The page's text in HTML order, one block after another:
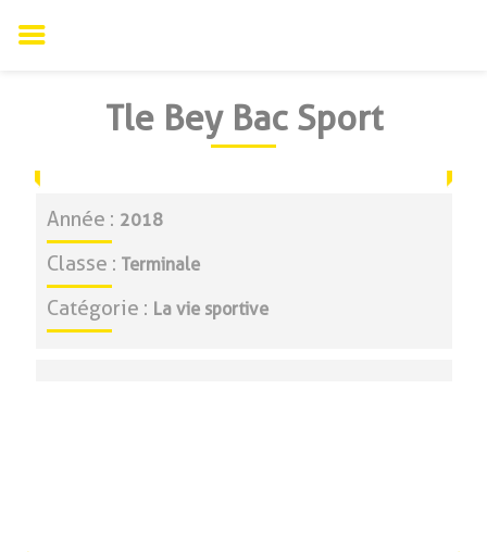
Tle Bey Bac Sport
Année : 2018
Classe : Terminale
Catégorie : La vie sportive